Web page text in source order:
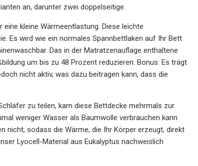
an, darunter zwei doppelseitige.
kleine Wärmeentlastung. Diese leichte
Es wird wie ein normales Spannbettlaken auf Ihr Bett
Das in der Matratzenauflage enthaltene
um bis zu 48 Prozent reduzieren. Bonus: Es trägt
nicht aktiv, was dazu beitragen kann, dass die
zu teilen, kam diese Bettdecke mehrmals zur
weniger Wasser als Baumwolle verbrauchen kann
nicht, sodass die Wärme, die Ihr Körper erzeugt, direkt
Lyocell-Material aus Eukalyptus nachweislich